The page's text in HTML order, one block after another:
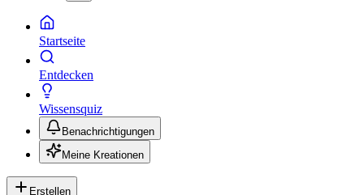
Startseite
Entdecken
Wissensquiz
Benachrichtigungen
Meine Kreationen
Erstellen